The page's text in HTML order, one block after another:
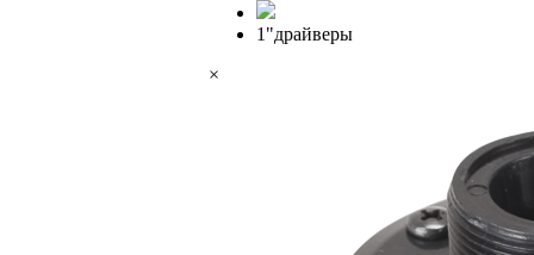
1"драйверы
×